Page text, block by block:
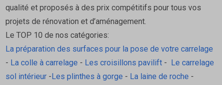
qualité et proposés à des prix compétitifs pour tous vos
projets de rénovation et d’aménagement.
Le TOP 10 de nos catégories:
La préparation des surfaces pour la pose de votre carrelage
- La colle à carrelage - Les croisillons pavilift-
Le carrelage
sol intérieur- Les plinthes à gorge - La laine de roche -